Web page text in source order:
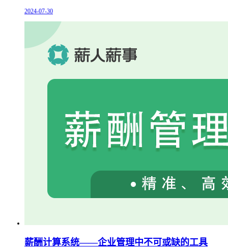
2024-07-30
薪酬计算系统——企业管理中不可或缺的工具